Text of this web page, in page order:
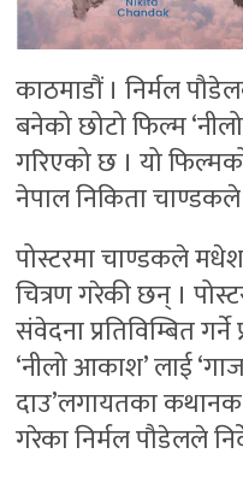
काठमाडौं । निर्मल
बनेको छोटो फिल्म
गरिएको छ । यो
नेपाल निकिता
पोस्टरमा चाण्डकले
चित्रण गरेकी छन् ।
संवेदना प्रतिविम्बित
‘नीलो आकाश’ लाई
दाउ’लगायतका
गरेका निर्मल पौडेलले